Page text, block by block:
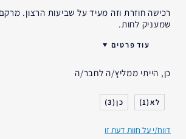
אינו מעורר פצעונים. אינו סותם את
רכישה חוזרת וזה מעיד על שביעות הרצון.
שמעניק לחות.
עוד פרטים
סוג העור
דאגות העור
אני משתמש/ת באסתי לאודר
כן, הייתי ממליץ/ה לחבר/ה
1
3
דווח/י על חוות דעת זו